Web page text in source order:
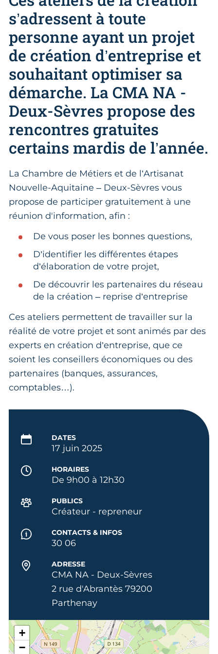
s’adressent à toute
personne ayant un projet
de création d’entreprise et
souhaitant optimiser sa
démarche. La CMA NA -
Deux-Sèvres propose des
rencontres gratuites
certains mardis de l’année.
La Chambre de Métiers et de l’Artisanat
Nouvelle-Aquitaine – Deux-Sèvres vous
propose de participer gratuitement à une
réunion d'information, afin :
De vous poser les bonnes questions,
D’identifier les différentes étapes
d’élaboration de votre projet,
De découvrir les partenaires du réseau
de la création – reprise d’entreprise
Ces ateliers permettent de travailler sur la
réalité de votre projet et sont animés par des
experts en création d’entreprise, que ce
soient les conseillers économiques ou des
partenaires (banques, assurances,
comptables…).
DATES
17 juin 2025
HORAIRES
De 9h00 à 12h30
PUBLICS
Créateur - repreneur
CONTACTS & INFOS
30 06
ADRESSE
CMA NA - Deux-Sèvres
2 rue d'Abrantès 79200
Parthenay
+
−